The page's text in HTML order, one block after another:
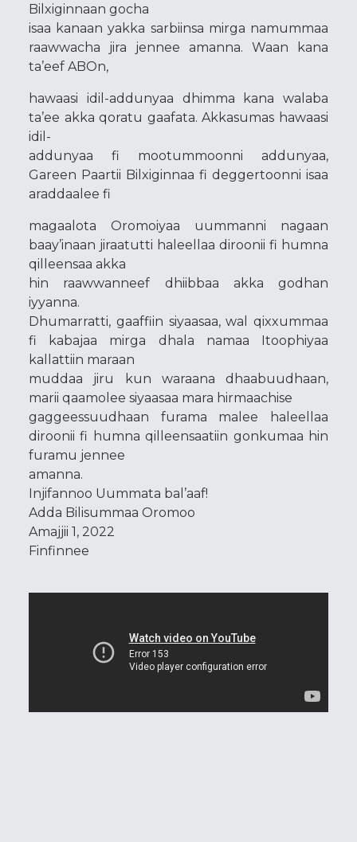
Bilxiginnaan gocha
isaa kanaan yakka sarbiinsa mirga namummaa
raawwacha jira jennee amanna. Waan kana
ta’eef ABOn,
hawaasi idil-addunyaa dhimma kana walaba
ta’ee akka qoratu gaafata. Akkasumas hawaasi
idil-
addunyaa fi mootummoonni addunyaa,
Gareen Paartii Bilxiginnaa fi deggertoonni isaa
araddaalee fi
magaalota Oromoiyaa uummanni nagaan
baay’inaan jiraatutti haleellaa diroonii fi humna
qilleensaa akka
hin raawwanneef dhiibbaa akka godhan
iyyanna.
Dhumarratti, gaaffiin siyaasaa, wal qixxummaa
fi kabajaa mirga dhala namaa Itoophiyaa
kallattiin maraan
muddaa jiru kun waraana dhaabuudhaan,
marii qaamolee siyaasaa mara hirmaachise
gaggeessuudhaan furama malee haleellaa
diroonii fi humna qilleensaatiin gonkumaa hin
furamu jennee
amanna.
Injifannoo Uummata bal’aaf!
Adda Bilisummaa Oromoo
Amajjii 1, 2022
Finfinnee